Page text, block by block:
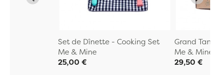
Set de Dînette - Cooking Set
Me & Mine
25,00 €
Grand
Me & Mine
29,50 €